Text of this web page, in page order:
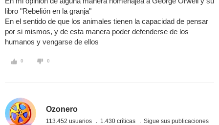
libro "Rebelión en la granja"
En el sentido de que los animales tienen la capacidad de pensar
por si mismos, y de esta manera poder defenderse de los
humanos y vengarse de ellos
0 0
Ozonero
113.452 usuarios 1.430 críticas Sigue sus publicaciones